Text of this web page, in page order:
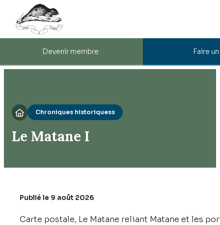
Devenir membre Faire
 Chroniques historiquess
Le Matane I
Publié le 9 août 2026
Carte postale, Le Matane reliant Matane et les